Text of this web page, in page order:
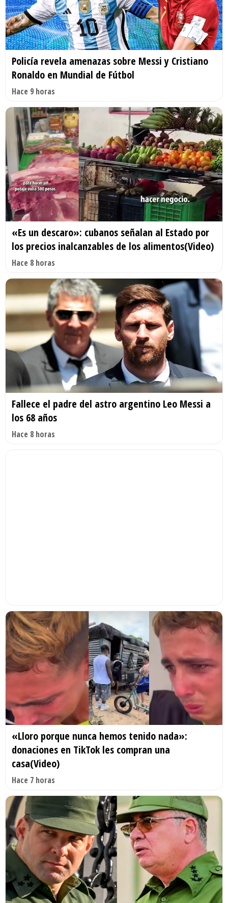
Policía revela amenazas sobre Messi y Cristiano
Ronaldo en Mundial de Fútbol
Hace 9 horas
«Es un descaro»: cubanos señalan al Estado por
los precios inalcanzables de los alimentos(Video)
Hace 8 horas
Fallece el padre del astro argentino Leo Messi a
los 68 años
Hace 8 horas
«Lloro porque nunca hemos tenido nada»:
donaciones en TikTok les compran una
casa(Video)
Hace 7 horas